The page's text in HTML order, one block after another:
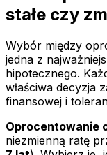
stałe czy
Wybór między
jedna z
hipotecznego.
właściwa decyzja
finansowej i
Oprocentowanie
niezmienną ratę